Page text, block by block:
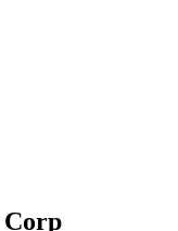
Corp